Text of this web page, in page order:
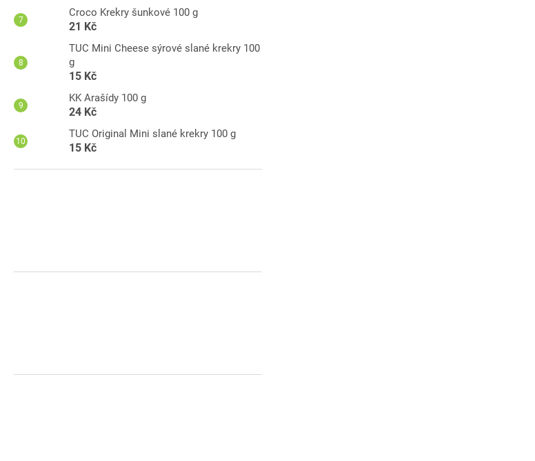
Croco Krekry šunkové 100 g
21 Kč
TUC Mini Cheese sýrové slané krekry 100
g
15 Kč
KK Arašídy 100 g
24 Kč
TUC Original Mini slané krekry 100 g
15 Kč